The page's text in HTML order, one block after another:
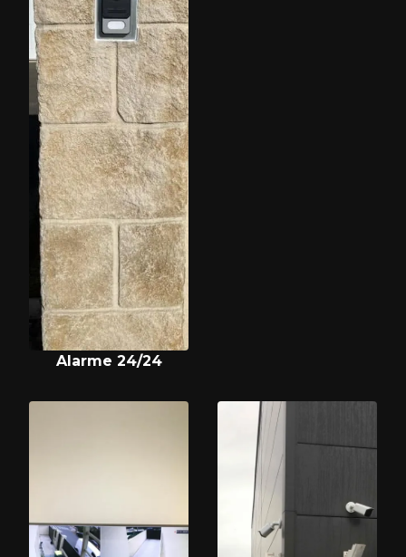
Alarme 24/24